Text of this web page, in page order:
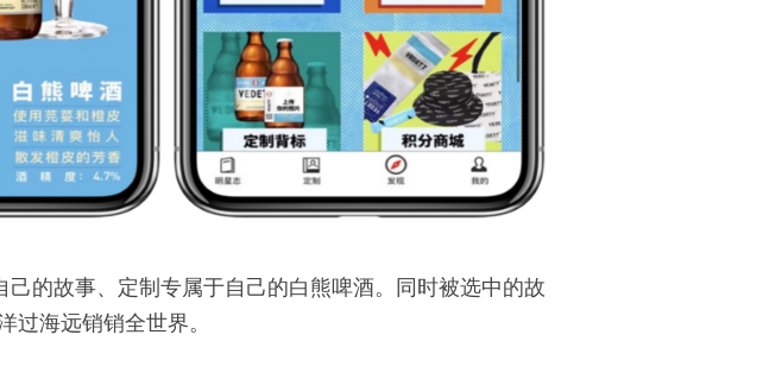
的故事、定制专属于自己的白熊啤酒。同时被选中的故
海远销销全世界。